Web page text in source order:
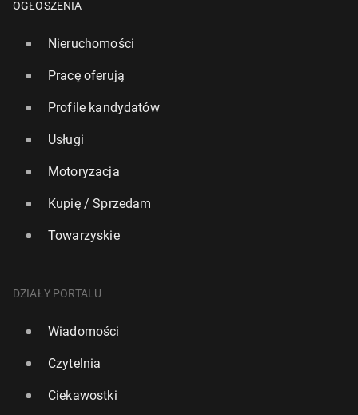
OGŁOSZENIA
Nieruchomości
Pracę oferują
Profile kandydatów
Usługi
Motoryzacja
Kupię / Sprzedam
Towarzyskie
DZIAŁY PORTALU
Wiadomości
Czytelnia
Ciekawostki